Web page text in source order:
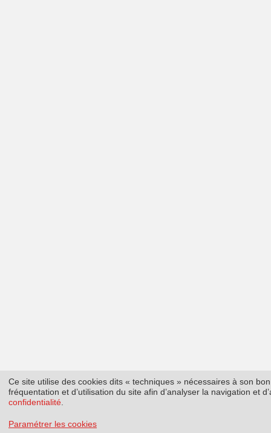
Ce site utilise des cookies dits « techniques » nécessaires à son
fréquentation et d’utilisation du site afin d’analyser la navigation et
confidentialité
Paramétrer les cookies